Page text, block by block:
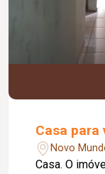
Casa para
Novo
Casa. O imóvel conta com: 03 quartos; Sala ampla